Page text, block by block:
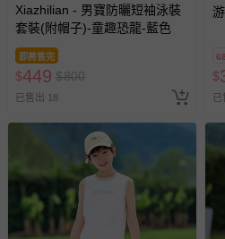
Xiazhilian - 男寶防曬短袖泳裝
套裝(附帽子)-童趣恐龍-藍色
即將售完
$449 $800
已售出 18
$
已